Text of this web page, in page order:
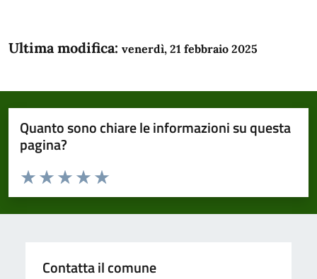
Ultima modifica: venerdì, 21 febbraio 2025
Quanto sono chiare le informazioni su questa
pagina?
Domanda
Valuta da 1 a 5 stelle la pagina
Valuta 5 stelle su 5
Valuta 4 stelle su 5
Valuta 3 stelle su 5
Valuta 2 stelle su 5
Valuta 1 stelle su 5
Contatta il comune